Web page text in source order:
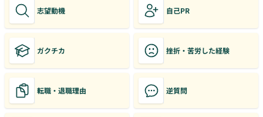
志望動機 自己PR
ガクチカ 挫折・苦労した経験
転職・退職理由 逆質問